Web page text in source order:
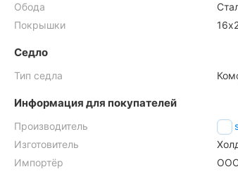
Обода
Покрышки
Седло
Тип седла
Информация для покупателей
Производитель
Изготовитель
Импортёр
ООО